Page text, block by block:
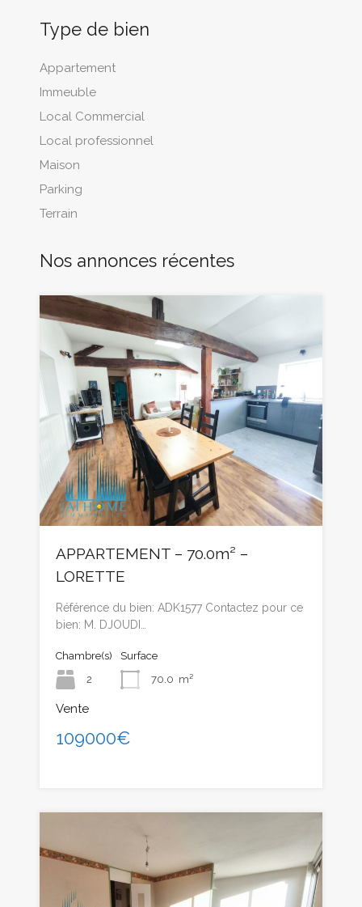
Type de bien
Appartement
Immeuble
Local Commercial
Local professionnel
Maison
Parking
Terrain
Nos annonces récentes
APPARTEMENT – 70.0m² –
LORETTE
Référence du bien: ADK1577 Contactez pour ce
bien: M. DJOUDI…
Chambre(s)
2
Surface
70.0 m²
Vente
109000€